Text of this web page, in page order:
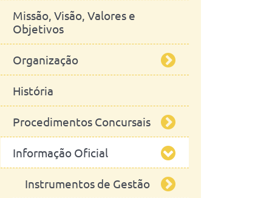
Missão, Visão, Valores e
Objetivos
Organização
Orgãos de Gestão
Conselho de Escola
Presidente
Conselho Científico
Orgãos Consultivos
Assembleia de Escola
Conselho Consultivo
Departamentos
Departamento de
Administração
História
Procedimentos Concursais
Docentes
Investigadores
Informação Oficial
Instrumentos de Gestão